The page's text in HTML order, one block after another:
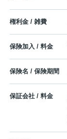
権利金 / 雑費
保険加入 / 料金
保険名 / 保険期間
保証会社 / 料金